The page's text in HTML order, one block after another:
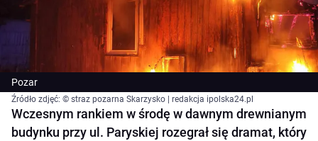
Pozar
Źródło zdjęć: © straz pozarna Skarzysko | redakcja ipolska24.pl
Wczesnym rankiem w środę w dawnym drewnianym
budynku przy ul. Paryskiej rozegrał się dramat, który